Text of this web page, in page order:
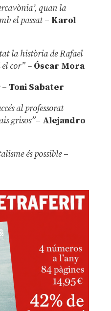
quan la
el passat– Karol
la història de Rafael
el cor” –Óscar Mora
– Toni Sabater
al professorat
grisos”– Alejandro
és possible –